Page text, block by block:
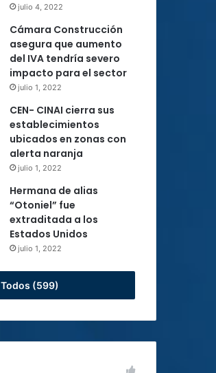
julio 4, 2022
Cámara Construcción
asegura que aumento
del IVA tendría severo
impacto para el sector
julio 1, 2022
CEN- CINAI cierra sus
establecimientos
ubicados en zonas con
alerta naranja
julio 1, 2022
Hermana de alias
“Otoniel” fue
extraditada a los
Estados Unidos
julio 1, 2022
Todos (599)